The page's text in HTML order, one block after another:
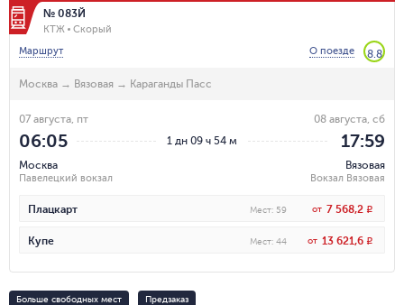
№ 083Й
КТЖ
Скорый
Маршрут
О поезде 8.8
Москва → Вязовая → Караганды Пасс
1 дн 09 ч 54 м
07 августа, пт
06:05
Москва
Павелецкий вокзал
08 августа, сб
17:59
Вязовая
Вокзал Вязовая
Плацкарт Мест: 59 от 7 568,2 R
Купе Мест: 44 от 13 621,6 R
Больше свободных мест Предзаказ